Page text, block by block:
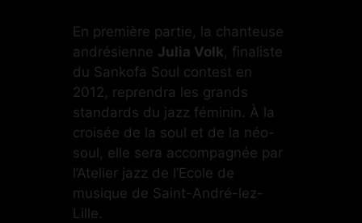
En première partie, la chanteuse
andrésienne Julia Volk, finaliste
du Sankofa Soul contest en
2012, reprendra les grands
standards du jazz féminin. À la
croisée de la soul et de la néo-
soul, elle sera accompagnée par
l’Atelier jazz de l’Ecole de
musique de Saint-André-lez-
Lille.